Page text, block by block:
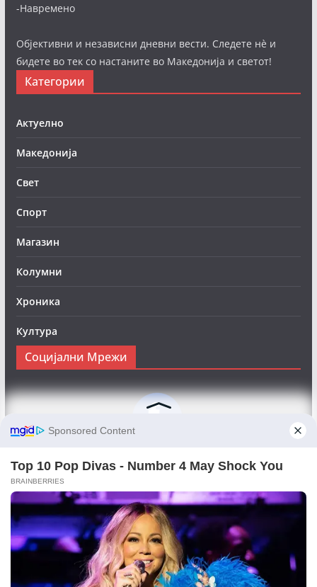
-Навремено
Објективни и независни дневни вести. Следете нè и
бидете во тек со настаните во Македонија и светот!
Категории
Актуелно
Македонија
Свет
Спорт
Магазин
Колумни
Хроника
Култура
Социјални Мрежи
Следете нè на Фејсбук за да сте во тек со најновите